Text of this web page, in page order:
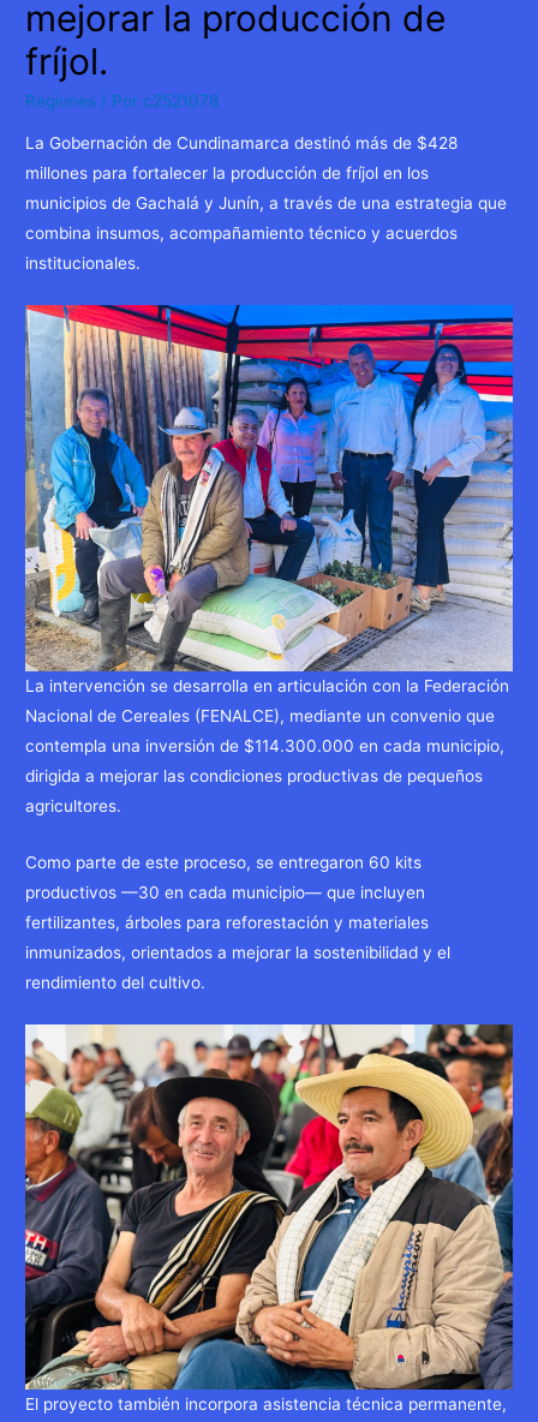
mejorar la producción de
fríjol.
Regiones / Por c2521078
La Gobernación de Cundinamarca destinó más de $428
millones para fortalecer la producción de fríjol en los
municipios de Gachalá y Junín, a través de una estrategia que
combina insumos, acompañamiento técnico y acuerdos
institucionales.
La intervención se desarrolla en articulación con la Federación
Nacional de Cereales (FENALCE), mediante un convenio que
contempla una inversión de $114.300.000 en cada municipio,
dirigida a mejorar las condiciones productivas de pequeños
agricultores.
Como parte de este proceso, se entregaron 60 kits
productivos —30 en cada municipio— que incluyen
fertilizantes, árboles para reforestación y materiales
inmunizados, orientados a mejorar la sostenibilidad y el
rendimiento del cultivo.
El proyecto también incorpora asistencia técnica permanente,